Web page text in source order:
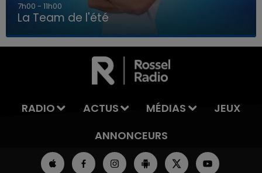
LA TEAM DE L'ÉTÉ
7h00 - 11h00
La Team de l'été
RADIO ACTUS MÉDIAS
JEUX
ANNONCEURS